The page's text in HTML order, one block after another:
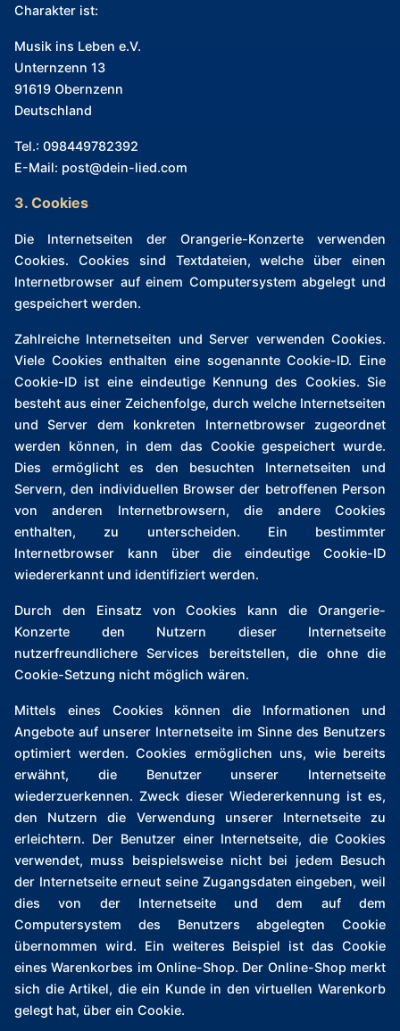
Charakter ist:
Musik ins Leben e.V.
Unternzenn 13
91619 Obernzenn
Deutschland
Tel.: 098449782392
E-Mail: post@dein-lied.com
3. Cookies
Die Internetseiten der Orangerie-Konzerte verwenden
Cookies. Cookies sind Textdateien, welche über einen
Internetbrowser auf einem Computersystem abgelegt und
gespeichert werden.
Zahlreiche Internetseiten und Server verwenden Cookies.
Viele Cookies enthalten eine sogenannte Cookie-ID. Eine
Cookie-ID ist eine eindeutige Kennung des Cookies. Sie
besteht aus einer Zeichenfolge, durch welche Internetseiten
und Server dem konkreten Internetbrowser zugeordnet
werden können, in dem das Cookie gespeichert wurde.
Dies ermöglicht es den besuchten Internetseiten und
Servern, den individuellen Browser der betroffenen Person
von anderen Internetbrowsern, die andere Cookies
enthalten, zu unterscheiden. Ein bestimmter
Internetbrowser kann über die eindeutige Cookie-ID
wiedererkannt und identifiziert werden.
Durch den Einsatz von Cookies kann die Orangerie-
Konzerte den Nutzern dieser Internetseite
nutzerfreundlichere Services bereitstellen, die ohne die
Cookie-Setzung nicht möglich wären.
Mittels eines Cookies können die Informationen und
Angebote auf unserer Internetseite im Sinne des Benutzers
optimiert werden. Cookies ermöglichen uns, wie bereits
erwähnt, die Benutzer unserer Internetseite
wiederzuerkennen. Zweck dieser Wiedererkennung ist es,
den Nutzern die Verwendung unserer Internetseite zu
erleichtern. Der Benutzer einer Internetseite, die Cookies
verwendet, muss beispielsweise nicht bei jedem Besuch
der Internetseite erneut seine Zugangsdaten eingeben, weil
dies von der Internetseite und dem auf dem
Computersystem des Benutzers abgelegten Cookie
übernommen wird. Ein weiteres Beispiel ist das Cookie
eines Warenkorbes im Online-Shop. Der Online-Shop merkt
sich die Artikel, die ein Kunde in den virtuellen Warenkorb
gelegt hat, über ein Cookie.